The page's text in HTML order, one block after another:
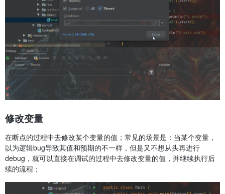
修改变量
在断点的过程中去修改某个变量的值；常见的场景是：当某个变量，
以为逻辑bug导致其值和预期的不一样，但是又不想从头再进行
debug，就可以直接在调试的过程中去修改变量的值，并继续执行后
续的流程；